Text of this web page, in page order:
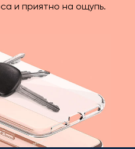
и приятно на ощупь.